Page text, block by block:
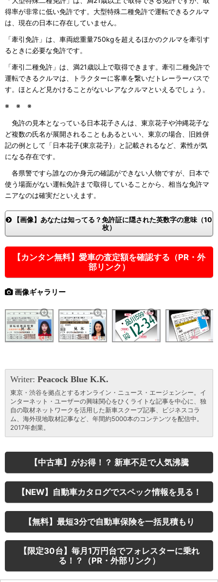
得率が非常に低い免許です。大型特殊二種免許で運転できるクルマ
は、現在の日本に存在していません。
「牽引免許」は、車両総重量750kgを超えるほかのクルマを牽引す
るときに必要な免許です。
「牽引二種免許」は、満21歳以上で取得できます。牽引二種免許で
運転できるクルマは、トラクターに客車を繋いだトレーラーバスで
す。ほとんど見かけることがないレアなクルマといえるでしょう。
※ ※ ※
免許の見本となっている日本花子さんは、東京花子や沖縄花子な
ど複数の氏名が展開されることもあるといい、東京の場合、旧姓併
記の例として「日本花子{東京花子}」と記載されるなど、素性が気
になる存在です。
各県警ですら誰なのか身元の確認ができない人物ですが、日本で
使う場面がない運転免許まで取得していることから、相当な免許マ
ニアなのは確実だといえます。
【画像】あなたは知ってる？免許証に隠された英数字の意味（10
枚）
【カンタン無料】愛車の査定額を確認する（PR・外
部リンク）
画像ギャラリー
Writer: Peacock Blue K.K.
東京・渋谷を拠点とするオンライン・ニュース・エージェンシー。イ
ンターネット・ユーザーの興味関心をひくライトな記事を中心に、独
自の取材ネットワークを活用した新車スクープ記事、ビジネスコラ
ム、海外現地取材記事など、年間約5000本のコンテンツを配信中。
2017年創業。
【中古車】がお得！？ 新車不足で人気沸騰
【NEW】自動車カタログでスペック情報を見る！
【無料】最短3分で自動車保険を一括見積もり
【限定30台】毎月1万円台でフォレスターに乗れ
る！？（PR・外部リンク）